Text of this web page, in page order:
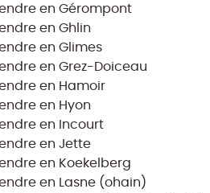
en Gérompont
en Ghlin
en Glimes
en Grez-Doiceau
en Hamoir
en Hyon
en Incourt
en Jette
en Koekelberg
en Lasne (ohain)